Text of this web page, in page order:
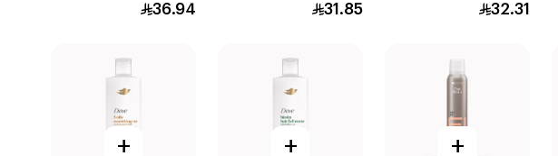
32.31
جلوس فائق اللمعان
31.85
700مل
36.94
+
+
+